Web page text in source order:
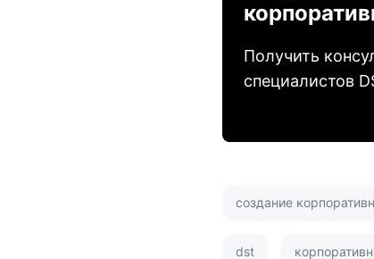
Получить
специалистов
создание
dst